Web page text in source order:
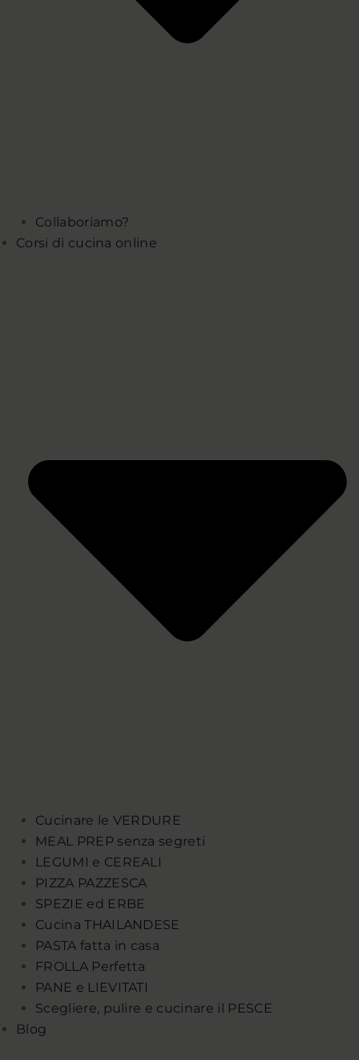
Collaboriamo?
Corsi di cucina online
Cucinare le VERDURE
MEAL PREP senza segreti
LEGUMI e CEREALI
PIZZA PAZZESCA
SPEZIE ed ERBE
Cucina THAILANDESE
PASTA fatta in casa
FROLLA Perfetta
PANE e LIEVITATI
Scegliere, pulire e cucinare il PESCE
Blog